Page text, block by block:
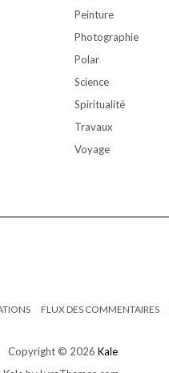
Peinture
Photographie
Polar
Science
Spiritualité
Travaux
Voyage
FLUX DES COMMENTAIRES
Copyright © 2026 Kale